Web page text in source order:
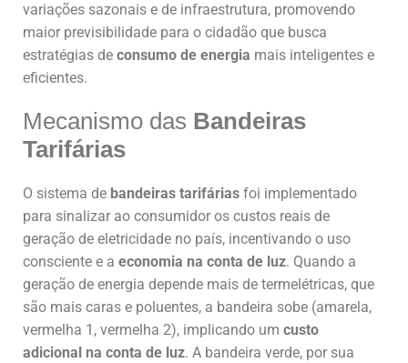
variações sazonais e de infraestrutura, promovendo
maior previsibilidade para o cidadão que busca
estratégias de consumo de energia mais inteligentes e
eficientes.
Mecanismo das Bandeiras
Tarifárias
O sistema de bandeiras tarifárias foi implementado
para sinalizar ao consumidor os custos reais de
geração de eletricidade no país, incentivando o uso
consciente e a economia na conta de luz. Quando a
geração de energia depende mais de termelétricas, que
são mais caras e poluentes, a bandeira sobe (amarela,
vermelha 1, vermelha 2), implicando um custo
adicional na conta de luz. A bandeira verde, por sua